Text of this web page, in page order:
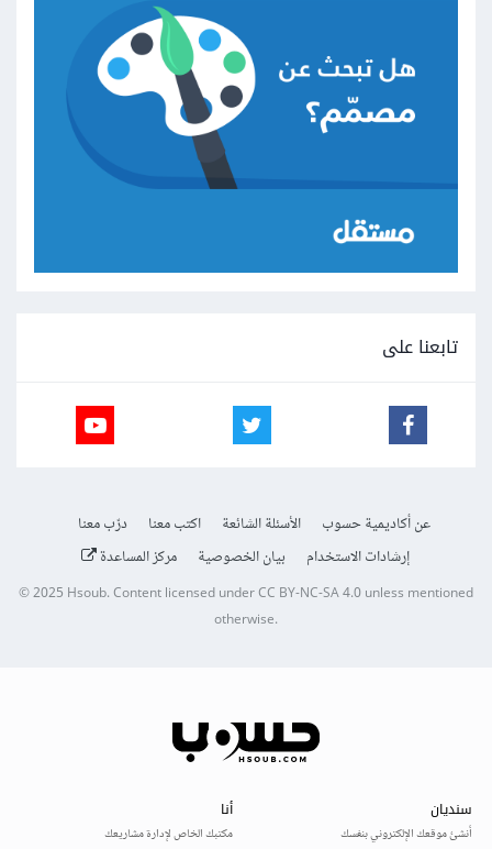
تابعنا على
عن أكاديمية حسوب الأسئلة الشائعة اكتب معنا
درّب معنا
إرشادات الاستخدام
بيان الخصوصية مركز المساعدة
© 2025Hsoub.Content licensed underCC BY-NC-SA 4.0unless mentioned
otherwise.